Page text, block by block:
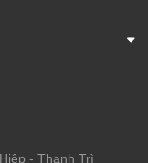
- Thanh Trì